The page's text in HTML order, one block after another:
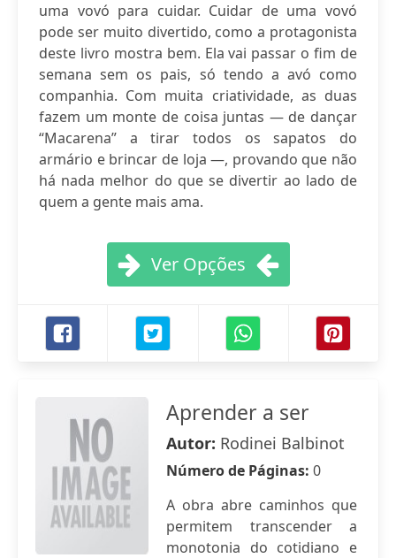
uma vovó para cuidar. Cuidar de uma vovó
pode ser muito divertido, como a protagonista
deste livro mostra bem. Ela vai passar o fim de
semana sem os pais, só tendo a avó como
companhia. Com muita criatividade, as duas
fazem um monte de coisa juntas — de dançar
“Macarena” a tirar todos os sapatos do
armário e brincar de loja —, provando que não
há nada melhor do que se divertir ao lado de
quem a gente mais ama.
Ver Opções
Aprender a ser
Autor: Rodinei Balbinot
Número de Páginas: 0
A obra abre caminhos que
permitem transcender a
monotonia do cotidiano e